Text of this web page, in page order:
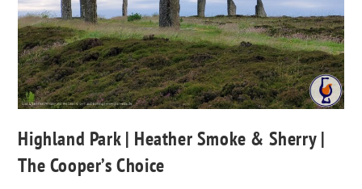
Highland Park | Heather Smoke & Sherry |
The Cooper’s Choice